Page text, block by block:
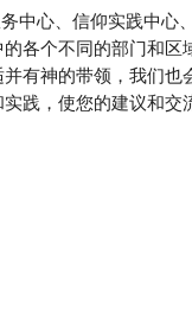
各个不同的部门和
有神的带领，我们
践，使您的建议和交